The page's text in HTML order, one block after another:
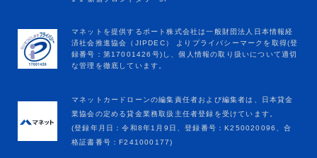
マネットカードローンの編集責任者および編集者は、日本貸金
業協会の定める貸金業務取扱主任者登録を受けています。
(登録年月日：令和8年1月9日、登録番号：K250020096、合
格証書番号：F241000177)